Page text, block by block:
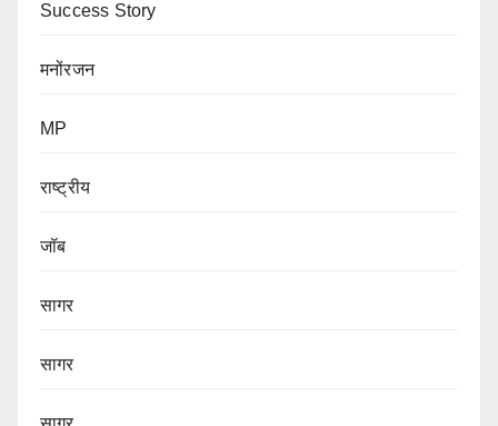
Success Story
मनोंरजन
MP
राष्ट्रीय
जॉब
सागर
सागर